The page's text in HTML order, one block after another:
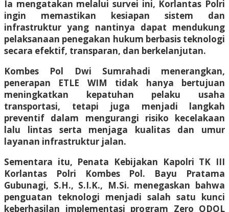
Ia mengatakan melalui survei ini, Korlantas Polri
ingin memastikan kesiapan sistem dan
infrastruktur yang nantinya dapat mendukung
pelaksanaan penegakan hukum berbasis teknologi
secara efektif, transparan, dan berkelanjutan.
Kombes Pol Dwi Sumrahadi menerangkan,
penerapan ETLE WIM tidak hanya bertujuan
meningkatkan kepatuhan pelaku usaha
transportasi, tetapi juga menjadi langkah
preventif dalam mengurangi risiko kecelakaan
lalu lintas serta menjaga kualitas dan umur
layanan infrastruktur jalan.
Sementara itu, Penata Kebijakan Kapolri TK III
Korlantas Polri Kombes Pol. Bayu Pratama
Gubunagi, S.H., S.I.K., M.Si. menegaskan bahwa
penguatan teknologi menjadi salah satu kunci
keberhasilan implementasi program Zero ODOL